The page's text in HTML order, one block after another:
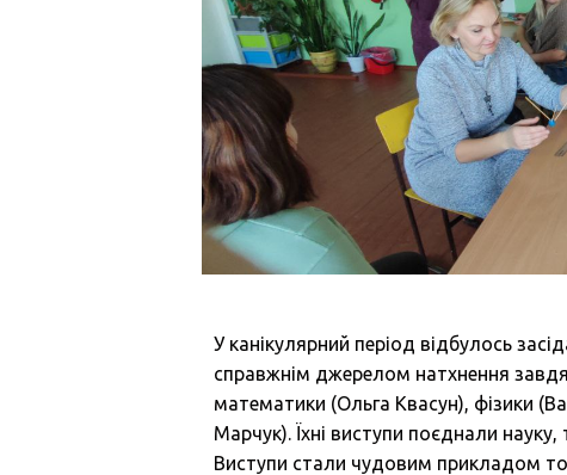
У канікулярний період відбулось
справжнім джерелом натхнення
математики (Ольга Квасун), фізики
Марчук). Їхні виступи поєднали науку,
Виступи стали чудовим прикладом